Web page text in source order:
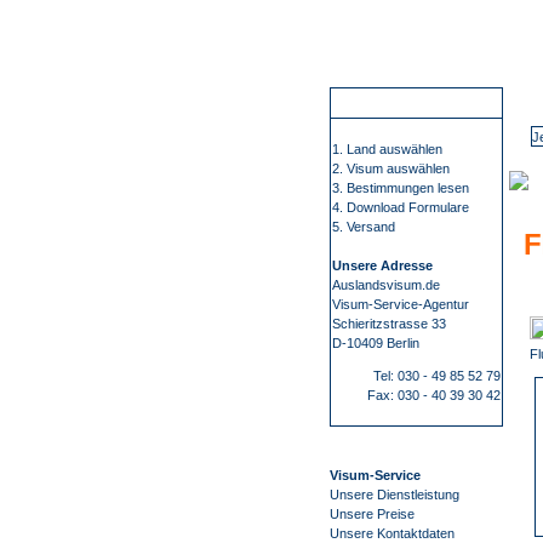
1. Land auswählen
2. Visum auswählen
3. Bestimmungen lesen
4. Download Formulare
5. Versand
Unsere Adresse
Auslandsvisum.de
Visum-Service-Agentur
Schieritzstrasse 33
D-10409 Berlin
Tel: 030 - 49 85 52 79
Fax: 030 - 40 39 30 42
Visum-Service
Unsere Dienstleistung
Unsere Preise
Unsere Kontaktdaten